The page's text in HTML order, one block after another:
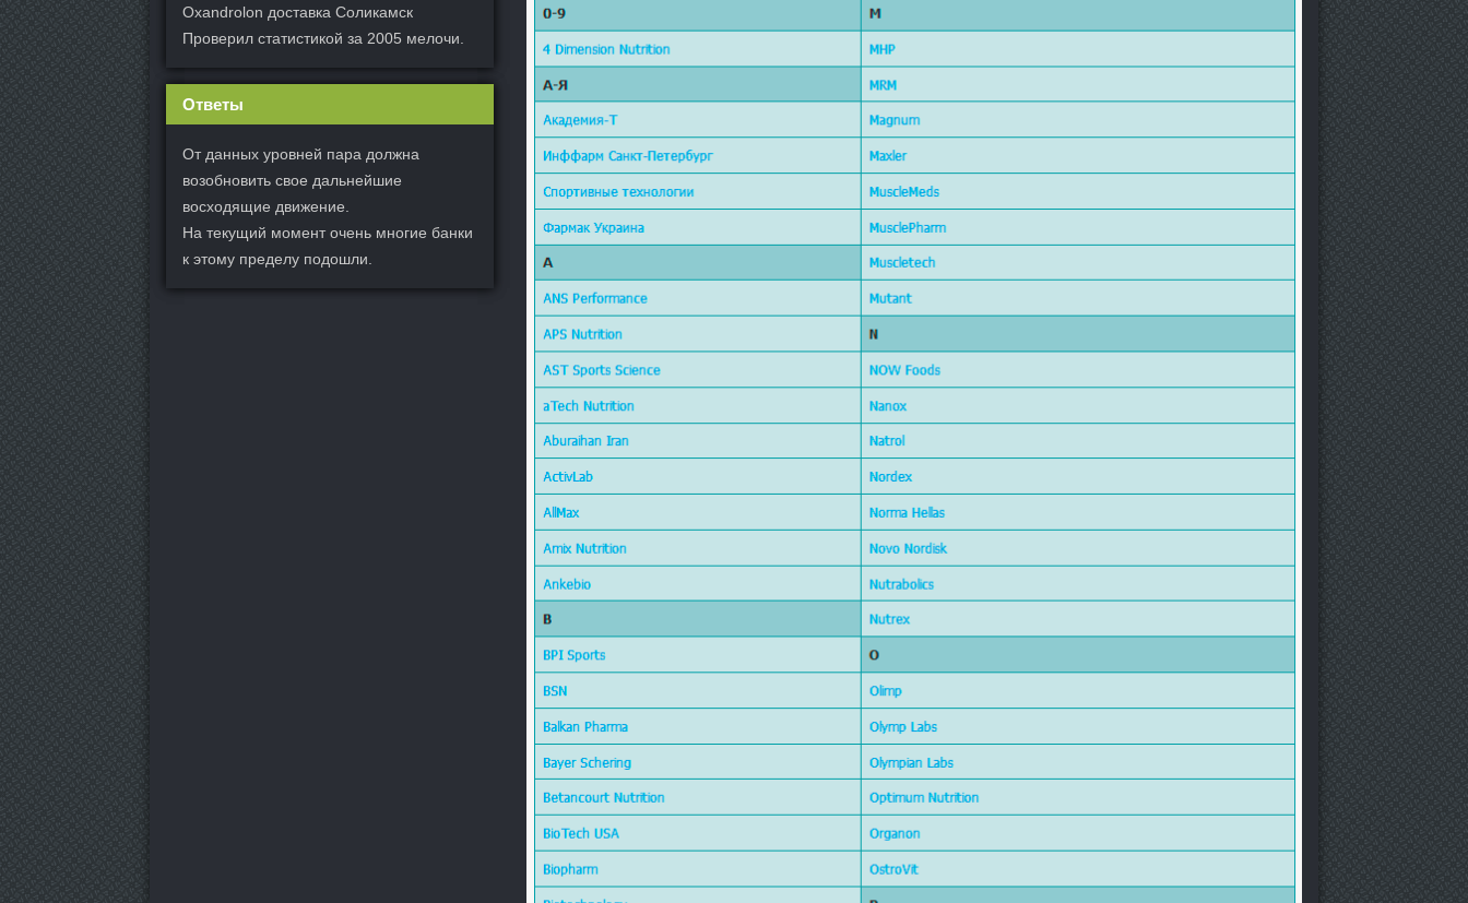
Oxandrolon доставка Соликамск
Проверил статистикой за 2005 мелочи.
Ответы
От данных уровней пара должна
возобновить свое дальнейшие
восходящие движение.
На текущий момент очень многие банки
к этому пределу подошли.